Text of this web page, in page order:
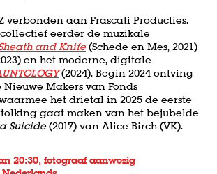
verbonden aan Frascati Producties.
eerder de muzikale
and Knife(Schede en Mes, 2021)
en het moderne, digitale
(2024). Begin 2024 ontving
Nieuwe Makers van Fonds
het drietal in 2025 de eerste
gaat maken van het bejubelde
Suicide(2017) van Alice Birch (VK).
20:30, fotograaf aanwezig